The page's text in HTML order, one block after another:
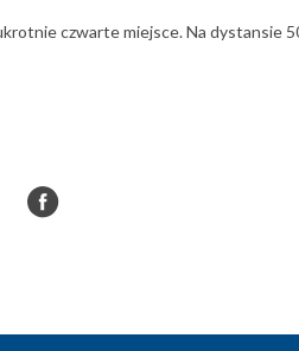
czwarte miejsce. Na dystansie